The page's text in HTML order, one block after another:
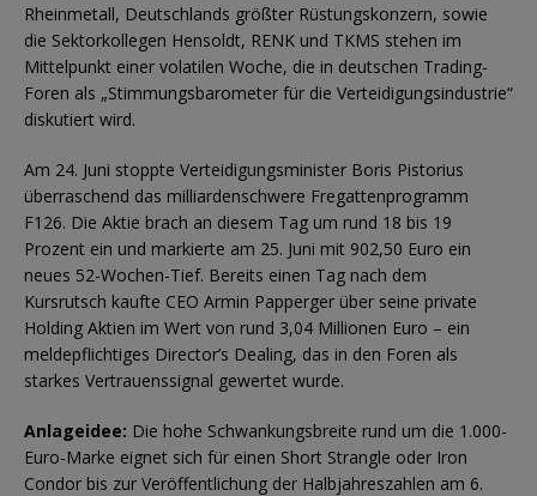
Rheinmetall, Deutschlands größter Rüstungskonzern, sowie
die Sektorkollegen Hensoldt, RENK und TKMS stehen im
Mittelpunkt einer volatilen Woche, die in deutschen Trading-
Foren als „Stimmungsbarometer für die Verteidigungsindustrie“
diskutiert wird.
Am 24. Juni stoppte Verteidigungsminister Boris Pistorius
überraschend das milliardenschwere Fregattenprogramm
F126. Die Aktie brach an diesem Tag um rund 18 bis 19
Prozent ein und markierte am 25. Juni mit 902,50 Euro ein
neues 52-Wochen-Tief. Bereits einen Tag nach dem
Kursrutsch kaufte CEO Armin Papperger über seine private
Holding Aktien im Wert von rund 3,04 Millionen Euro – ein
meldepflichtiges Director’s Dealing, das in den Foren als
starkes Vertrauenssignal gewertet wurde.
Anlageidee: Die hohe Schwankungsbreite rund um die 1.000-
Euro-Marke eignet sich für einen Short Strangle oder Iron
Condor bis zur Veröffentlichung der Halbjahreszahlen am 6.